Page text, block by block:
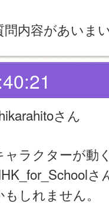
問内容があいま
さん
ャラクターが動
もしれません。